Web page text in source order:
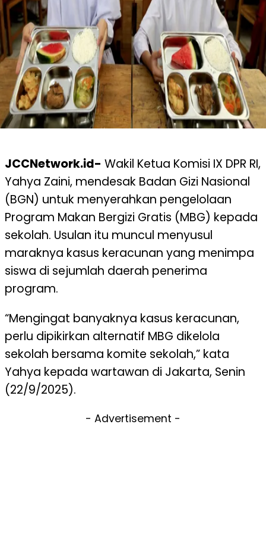
JCCNetwork.id- Wakil Ketua Komisi IX DPR RI,
Yahya Zaini, mendesak Badan Gizi Nasional
(BGN) untuk menyerahkan pengelolaan
Program Makan Bergizi Gratis (MBG) kepada
sekolah. Usulan itu muncul menyusul
maraknya kasus keracunan yang menimpa
siswa di sejumlah daerah penerima
program.
“Mengingat banyaknya kasus keracunan,
perlu dipikirkan alternatif MBG dikelola
sekolah bersama komite sekolah,” kata
Yahya kepada wartawan di Jakarta, Senin
(22/9/2025).
- Advertisement -